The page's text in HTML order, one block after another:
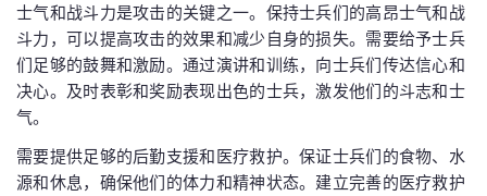
士气和战斗力是攻击的关键之一。保持士兵们的高昂士气和战
斗力，可以提高攻击的效果和减少自身的损失。需要给予士兵
们足够的鼓舞和激励。通过演讲和训练，向士兵们传达信心和
决心。及时表彰和奖励表现出色的士兵，激发他们的斗志和士
气。
需要提供足够的后勤支援和医疗救护。保证士兵们的食物、水
源和休息，确保他们的体力和精神状态。建立完善的医疗救护